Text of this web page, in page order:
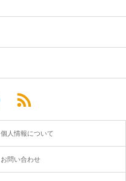
個人情報について
お問い合わせ